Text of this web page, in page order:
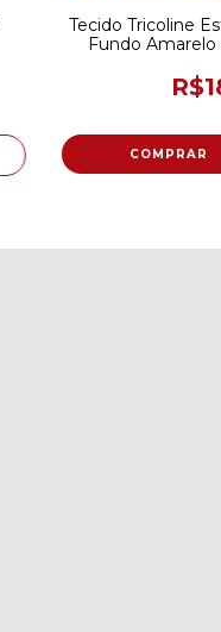
Tecido Tricoline
Fundo Amarelo